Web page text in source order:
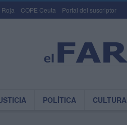
Roja COPE Ceuta Portal del suscriptor
POLÍTICA CULTURA